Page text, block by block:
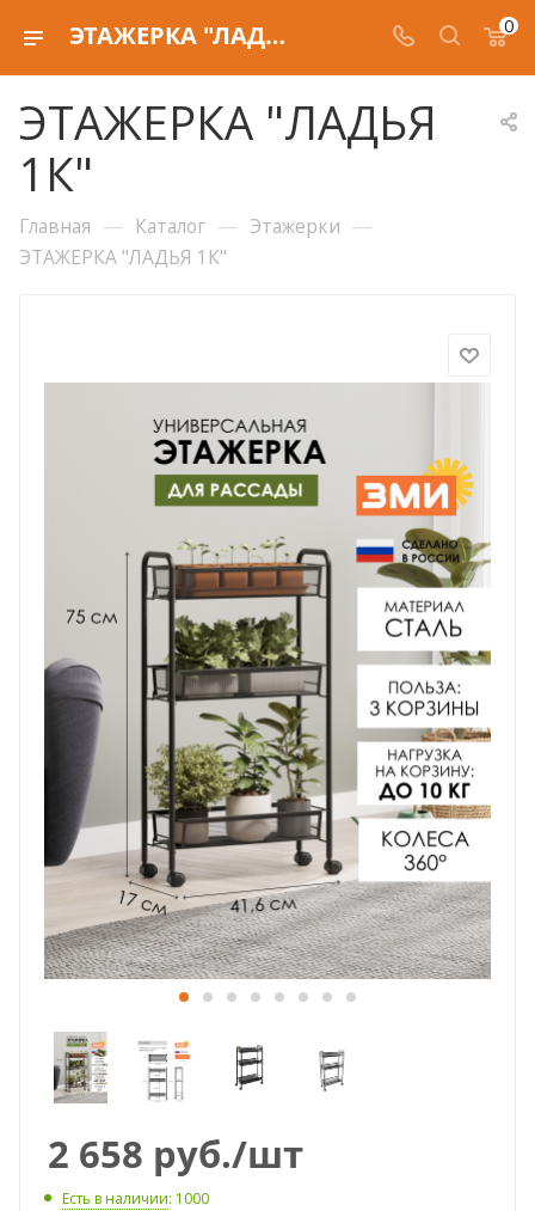
ЭТАЖЕРКА "ЛАДЬЯ 1К" 0
ЭТАЖЕРКА "ЛАДЬЯ
1К"
Главная — Каталог — Этажерки —
ЭТАЖЕРКА "ЛАДЬЯ 1К"
2 658 руб./шт
Есть в наличии: 1000